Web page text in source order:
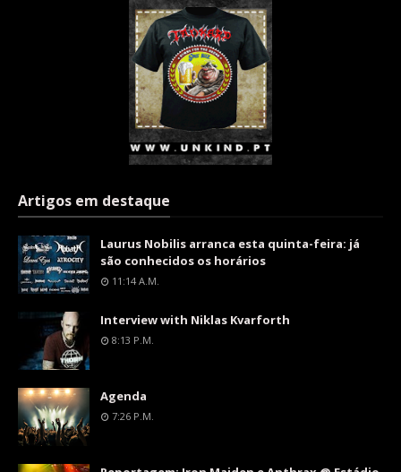
Artigos em destaque
Laurus Nobilis arranca esta quinta-feira: já
são conhecidos os horários
11:14 A.m.
Interview with Niklas Kvarforth
8:13 P.m.
Agenda
7:26 P.m.